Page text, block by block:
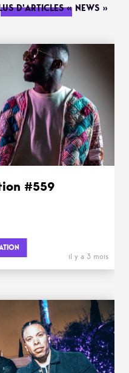
D'ARTICLES « NEWS »
#559
il y a 3 mois